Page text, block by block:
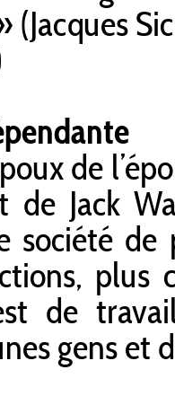
(Jacques
de
de Jack
société
plus
de
gens et